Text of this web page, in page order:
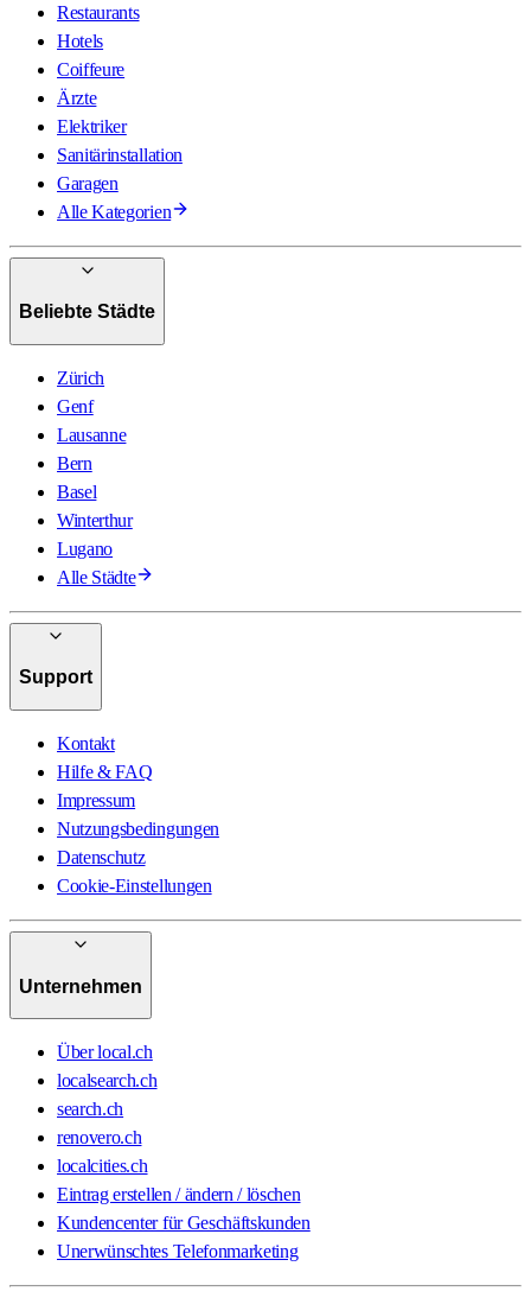
Restaurants
Hotels
Coiffeure
Ärzte
Elektriker
Sanitärinstallation
Garagen
Alle Kategorien
Beliebte Städte
Zürich
Genf
Lausanne
Bern
Basel
Winterthur
Lugano
Alle Städte
Support
Kontakt
Hilfe & FAQ
Impressum
Nutzungsbedingungen
Datenschutz
Cookie-Einstellungen
Unternehmen
Über local.ch
localsearch.ch
search.ch
renovero.ch
localcities.ch
Eintrag erstellen / ändern / löschen
Kundencenter für Geschäftskunden
Unerwünschtes Telefonmarketing